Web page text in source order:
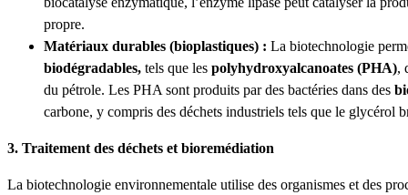
propre.
Matériaux durables (bioplastiques) : La biotechnologie
biodégradables, tels que les polyhydroxyalcanoates (PHA),
du pétrole. Les PHA sont produits par des bactéries dans des
carbone, y compris des déchets industriels tels que le glycérol
3. Traitement des déchets et bioremédiation
La biotechnologie environnementale utilise des organismes et des